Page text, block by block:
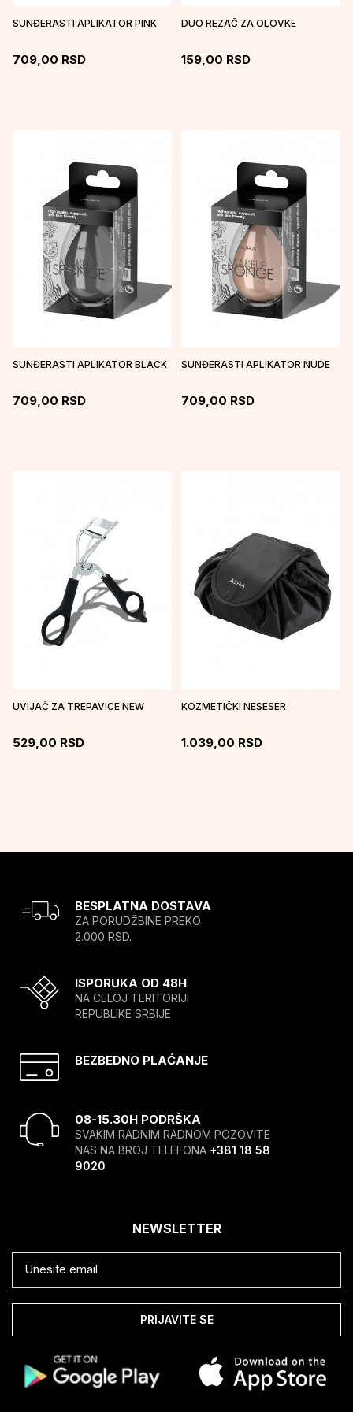
SUNĐERASTI APLIKATOR PINK
709,00 RSD
DUO REZAČ ZA OLOVKE
159,00 RSD
SUNĐERASTI APLIKATOR BLACK
709,00 RSD
SUNĐERASTI APLIKATOR NUDE
709,00 RSD
UVIJAČ ZA TREPAVICE NEW
529,00 RSD
KOZMETIČKI NESESER
1.039,00 RSD
BESPLATNA DOSTAVA
ZA PORUDŽBINE PREKO
2.000 RSD.
ISPORUKA OD 48H
NA CELOJ TERITORIJI
REPUBLIKE SRBIJE
BEZBEDNO PLAĆANJE
08-15.30H PODRŠKA
SVAKIM RADNIM RADNOM POZOVITE
NAS NA BROJ TELEFONA +381 18 58
9020
NEWSLETTER
PRIJAVITE SE